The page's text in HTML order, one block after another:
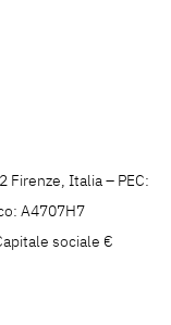
Firenze, Italia – PEC:
A4707H7
sociale €